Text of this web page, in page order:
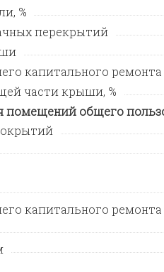
%
перекрытий
капитального
части крыши, %
помещений общего
капитального ремонта